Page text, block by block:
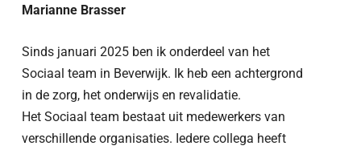
Marianne Brasser
Sinds januari 2025 ben ik onderdeel van het
Sociaal team in Beverwijk. Ik heb een achtergrond
in de zorg, het onderwijs en revalidatie.
Het Sociaal team bestaat uit medewerkers van
verschillende organisaties. Iedere collega heeft